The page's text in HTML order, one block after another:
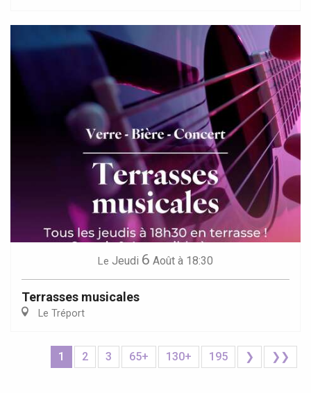
Le Jeudi 6 Août à 18:30
Terrasses musicales
Le Tréport
1 2 3 65+ 130+ 195 ❯ ❯❯